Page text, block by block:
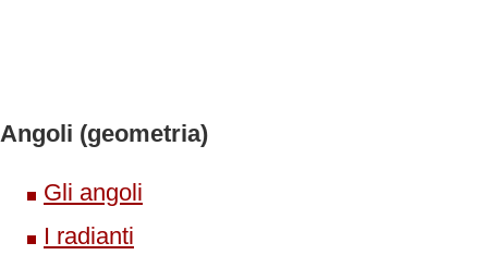
Angoli (geometria)
Gli angoli
I radianti